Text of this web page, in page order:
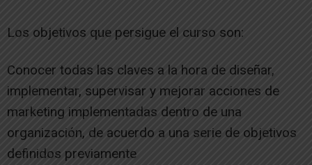
Los objetivos que persigue el curso son:
Conocer todas las claves a la hora de diseñar,
implementar, supervisar y mejorar acciones de
marketing implementadas dentro de una
organización, de acuerdo a una serie de objetivos
definidos previamente